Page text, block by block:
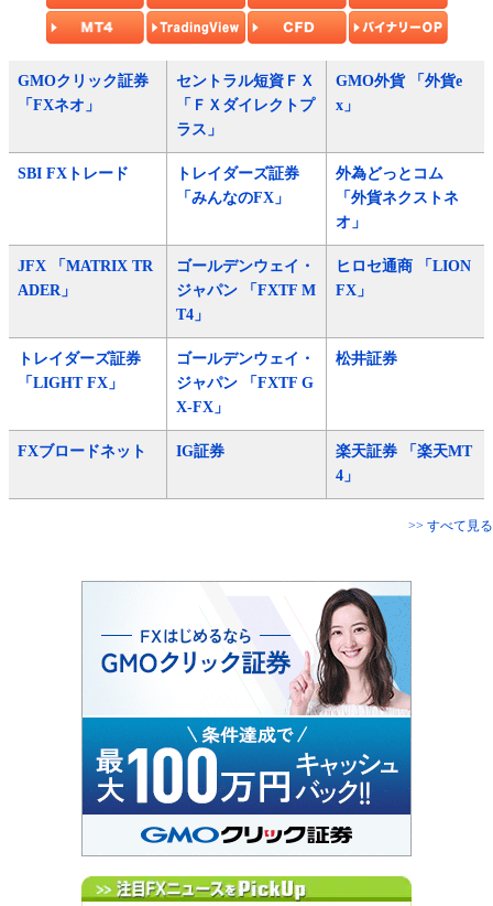
GMOクリック証券
「FXネオ」
セントラル短資ＦＸ
「ＦＸダイレクトプ
ラス」
GMO外貨 「外貨e
x」
SBI FXトレード
トレイダーズ証券
「みんなのFX」
外為どっとコム
「外貨ネクストネ
オ」
JFX 「MATRIX TR
ADER」
ゴールデンウェイ・
ジャパン 「FXTF M
T4」
ヒロセ通商 「LION
FX」
トレイダーズ証券
「LIGHT FX」
ゴールデンウェイ・
ジャパン 「FXTF G
X-FX」
松井証券
FXブロードネット IG証券
楽天証券 「楽天MT
4」
>> すべて見る